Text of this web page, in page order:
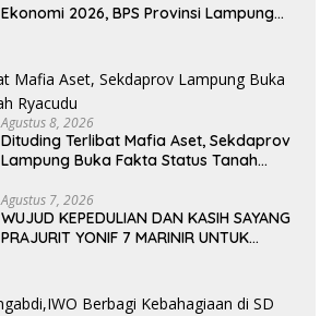
Ekonomi 2026, BPS Provinsi Lampung
Agustus 8, 2026
Dituding Terlibat Mafia Aset, Sekdaprov
Lampung Buka Fakta Status Tanah
Agustus 7, 2026
WUJUD KEPEDULIAN DAN KASIH SAYANG
PRAJURIT YONIF 7 MARINIR UNTUK